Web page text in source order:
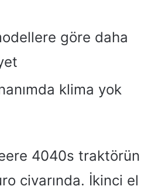
göre daha
klima yok
4040s traktörün
civarında. İkinci el